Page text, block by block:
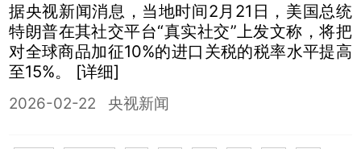
据央视新闻消息，当地时间2月21日，美国总统
特朗普在其社交平台“真实社交”上发文称，将把
对全球商品加征10%的进口关税的税率水平提高
至15%。 [详细]
2026-02-22 央视新闻